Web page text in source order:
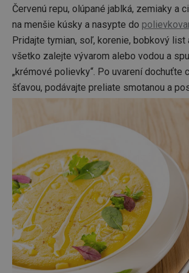
Červenú repu, olúpané jablká, zemiaky a
na menšie kúsky a nasypte do
Pridajte tymian, soľ, korenie, bobkový list
všetko zalejte vývarom alebo vodou a
„krémové polievky“. Po uvarení dochuťte
šťavou, podávajte preliate smotanou a